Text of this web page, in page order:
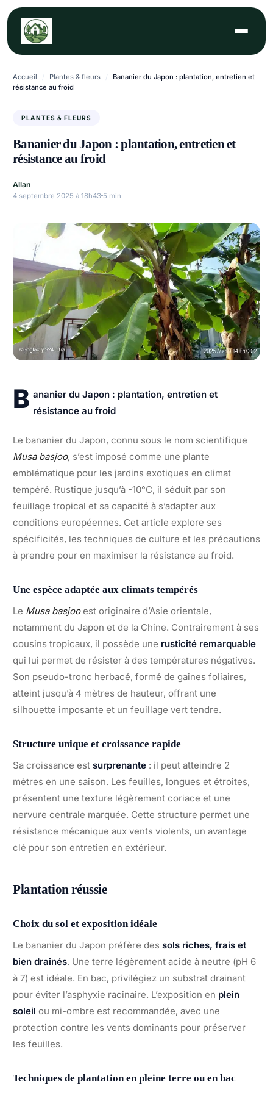
Aller
contenu
Accueil / Plantes & fleurs /
Bananier du Japon : plantation, entretien et
résistance au froid
PLANTES & FLEURS
Bananier du Japon : plantation, entretien et
résistance au froid
Allan
4 septembre 2025 à 18h43 5 min
B ananier du Japon : plantation, entretien et
résistance au froid
Le bananier du Japon, connu sous le nom scientifique
Musa basjoo, s’est imposé comme une plante
emblématique pour les jardins exotiques en climat
tempéré. Rustique jusqu’à -10°C, il séduit par son
feuillage tropical et sa capacité à s’adapter aux
conditions européennes. Cet article explore ses
spécificités, les techniques de culture et les précautions
à prendre pour en maximiser la résistance au froid.
Une espèce adaptée aux climats tempérés
Le Musa basjooest originaire d’Asie orientale,
notamment du Japon et de la Chine. Contrairement à ses
cousins tropicaux, il possède une rusticité remarquable
qui lui permet de résister à des températures négatives.
Son pseudo-tronc herbacé, formé de gaines foliaires,
atteint jusqu’à 4 mètres de hauteur, offrant une
silhouette imposante et un feuillage vert tendre.
Structure unique et croissance rapide
Sa croissance est surprenante : il peut atteindre 2
mètres en une saison. Les feuilles, longues et étroites,
présentent une texture légèrement coriace et une
nervure centrale marquée. Cette structure permet une
résistance mécanique aux vents violents, un avantage
clé pour son entretien en extérieur.
Plantation réussie
Choix du sol et exposition idéale
Le bananier du Japon préfère des sols riches, frais et
bien drainés. Une terre légèrement acide à neutre (pH 6
à 7) est idéale. En bac, privilégiez un substrat drainant
pour éviter l’asphyxie racinaire. L’exposition en plein
soleil ou mi-ombre est recommandée, avec une
protection contre les vents dominants pour préserver
les feuilles.
Techniques de plantation en pleine terre ou en bac